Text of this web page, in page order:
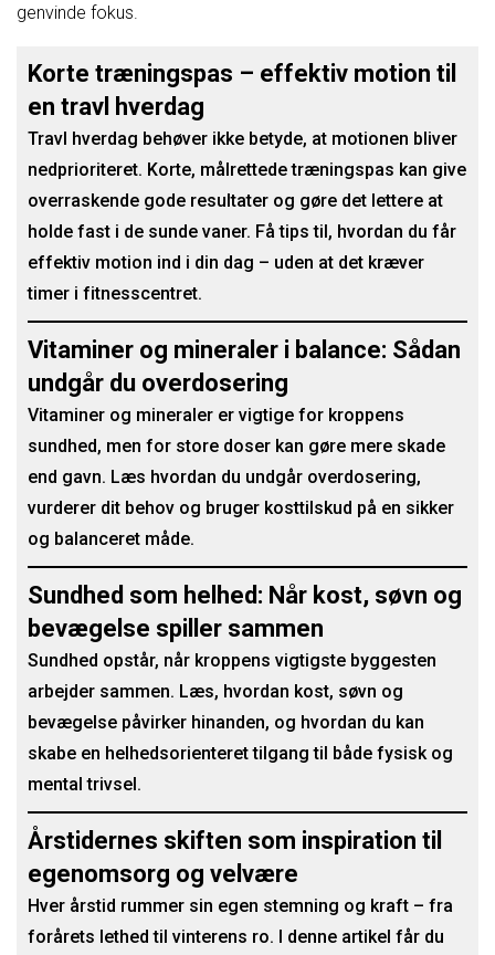
genvinde fokus.
Korte træningspas – effektiv motion til
en travl hverdag
Travl hverdag behøver ikke betyde, at motionen bliver
nedprioriteret. Korte, målrettede træningspas kan give
overraskende gode resultater og gøre det lettere at
holde fast i de sunde vaner. Få tips til, hvordan du får
effektiv motion ind i din dag – uden at det kræver
timer i fitnesscentret.
Vitaminer og mineraler i balance: Sådan
undgår du overdosering
Vitaminer og mineraler er vigtige for kroppens
sundhed, men for store doser kan gøre mere skade
end gavn. Læs hvordan du undgår overdosering,
vurderer dit behov og bruger kosttilskud på en sikker
og balanceret måde.
Sundhed som helhed: Når kost, søvn og
bevægelse spiller sammen
Sundhed opstår, når kroppens vigtigste byggesten
arbejder sammen. Læs, hvordan kost, søvn og
bevægelse påvirker hinanden, og hvordan du kan
skabe en helhedsorienteret tilgang til både fysisk og
mental trivsel.
Årstidernes skiften som inspiration til
egenomsorg og velvære
Hver årstid rummer sin egen stemning og kraft – fra
forårets lethed til vinterens ro. I denne artikel får du